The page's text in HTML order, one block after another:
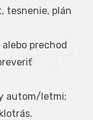
tesnenie, plán
prechod
autom/letmi;